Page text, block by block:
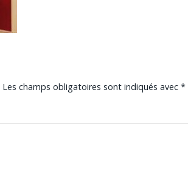
Les champs obligatoires sont indiqués avec *